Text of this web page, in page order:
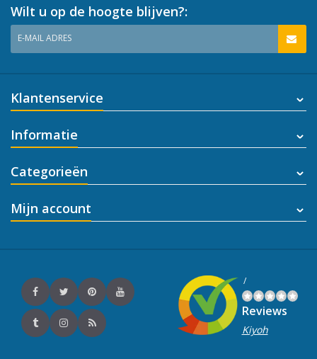
Wilt u op de hoogte blijven?:
E-MAIL ADRES
Klantenservice
Informatie
Categorieën
Mijn account
/
Reviews
Kiyoh